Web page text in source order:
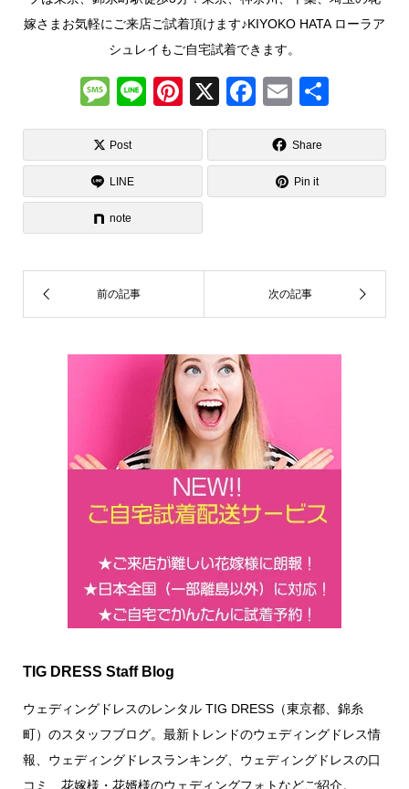
嫁さまお気軽にご来店ご試着頂けます♪KIYOKO HATA ローラア
シュレイもご自宅試着できます。
M
e
ss
a
g
e
Li
n
Pi
nt
st
X
F
a
c
e
b
o
k
E
m
ail
有
Post Share
LINE Pin it
note
TIG DRESS Staff Blog
ウェディングドレスのレンタル TIG DRESS（東京都、錦糸
町）のスタッフブログ。最新トレンドのウェディングドレス情
報、ウェディングドレスランキング、ウェディングドレスの口
コミ、花嫁様・花婿様のウェディングフォトなどご紹介。